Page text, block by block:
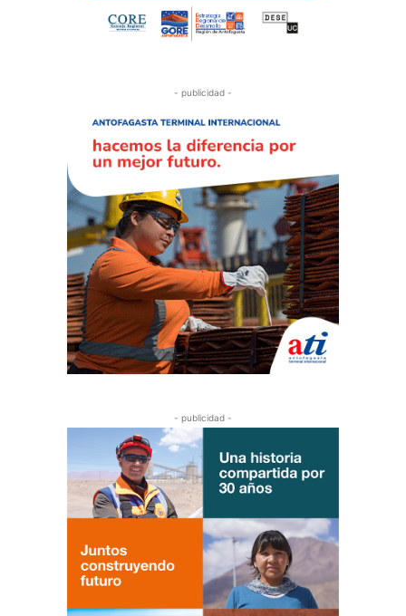
- publicidad -
- publicidad -